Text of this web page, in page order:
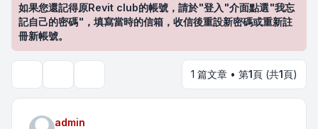
如果您還記得原Revit club的帳號，請於"登入"介面點選"我忘
記自己的密碼"，填寫當時的信箱，收信後重設新密碼或重新註
冊新帳號。
1 篇文章 • 第1頁 (共1頁)
admin